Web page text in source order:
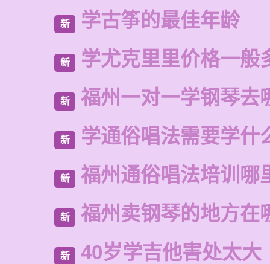
新 学古筝的最佳年龄
新 学尤克里里价格一般
新 福州一对一学钢琴去
新 学通俗唱法需要学什
新 福州通俗唱法培训哪
新 福州卖钢琴的地方在
新 40岁学吉他害处太大